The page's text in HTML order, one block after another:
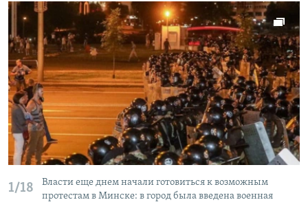
1/18
Власти еще днем начали готовиться к возможным
протестам в Минске: в город была введена военная